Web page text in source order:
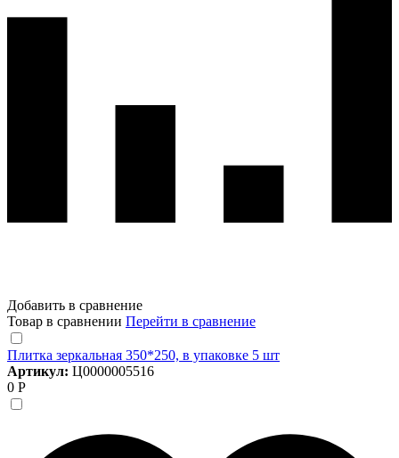
Добавить в сравнение
Товар в сравнении Перейти в сравнение
Плитка зеркальная 350*250, в упаковке 5 шт
Артикул: Ц0000005516
0 Р